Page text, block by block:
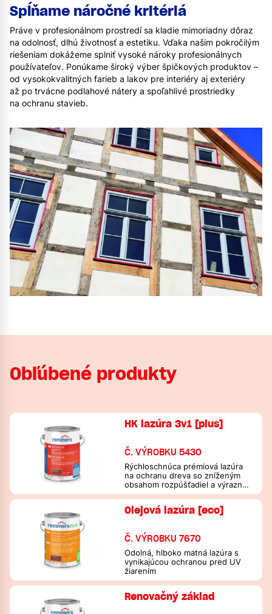
Spĺňame náročné kritériá
Práve v profesionálnom prostredí sa kladie mimoriadny dôraz
na odolnosť, dlhú životnosť a estetiku. Vďaka našim pokročilým
riešeniam dokážeme splniť vysoké nároky profesionálnych
používateľov. Ponúkame široký výber špičkových produktov –
od vysokokvalitných farieb a lakov pre interiéry aj exteriéry
až po trvácne podlahové nátery a spoľahlivé prostriedky
na ochranu stavieb.
©
Obľúbené produkty
HK lazúra 3v1 [plus]
Č. VÝROBKU 5430
Rýchloschnúca prémiová lazúra
na ochranu dreva so zníženým
obsahom rozpúšťadiel a výraznou
ochranou pred vlhkosťou na
drevo v exteriéri
Olejová lazúra [eco]
Č. VÝROBKU 7670
Odolná, hlboko matná lazúra s
vynikajúcou ochranou pred UV
žiarením
Renovačný základ